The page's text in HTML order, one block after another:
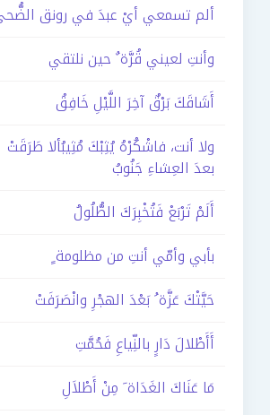
ألم تسمعي أيْ عبدَ في رونق
وأنتِ لعيني قُرَّة ٌ حين نلتقي
أَشَاقَكَ بَرْقٌ آخِرَ اللَّيْلِ خَافِقُ
ولا أنت، فاشْكُرْهُ يُثِبْكَ مُثِيبُألا طَرَقَتْ
بعدَ العِشاءِ جَنُوبُ
أَلَمْ تَرْبَعْ فَتُخْبِرَكَ الطُّلُولُ
بأبي وأمّي أنتِ من مظلومة ٍ
حَيَّتْكَ عَزَّة ُ بَعْدَ الهجْرِ وانْصَرَفَتْ
أَأَطْلالَ دَارٍ بالنِّياعِ فَحُمَّتِ
مَا عَنَاكَ الغَدَاة َ مِنْ أَطْلاَلِ